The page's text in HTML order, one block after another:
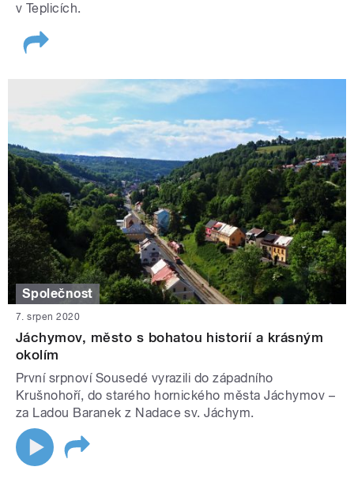
v Teplicích.
Společnost
7. srpen 2020
Jáchymov, město s bohatou historií a krásným
okolím
První srpnoví Sousedé vyrazili do západního
Krušnohoří, do starého hornického města Jáchymov –
za Ladou Baranek z Nadace sv. Jáchym.